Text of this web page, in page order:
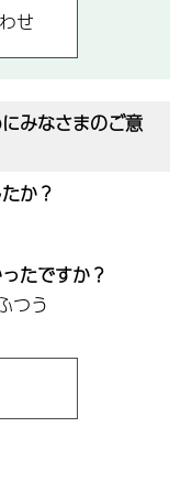
みなさまのご意
か？
たですか？
つう